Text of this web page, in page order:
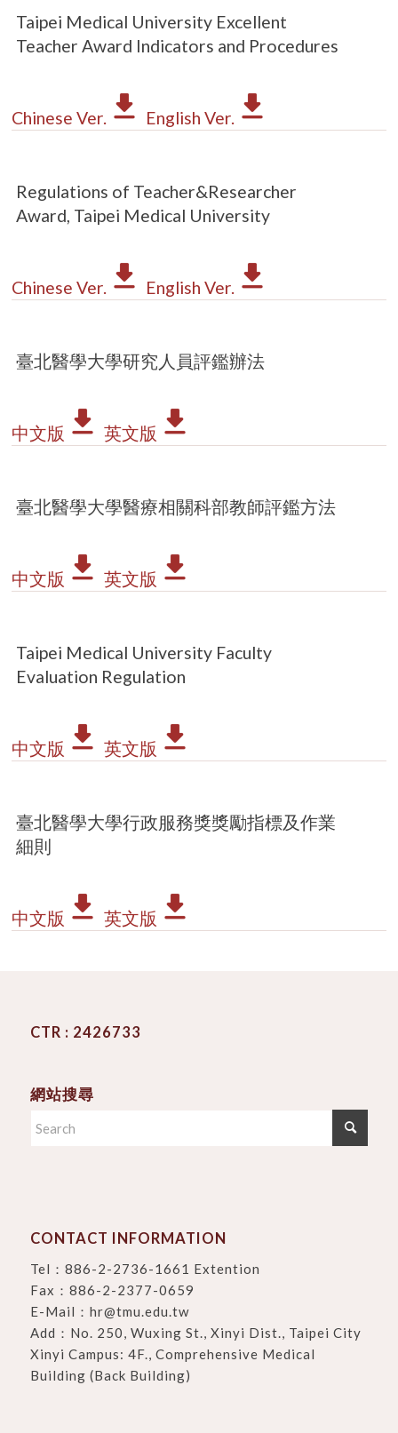
Taipei Medical University Excellent
Teacher Award Indicators and Procedures
Chinese Ver. English Ver.
Regulations of Teacher&Researcher
Award, Taipei Medical University
Chinese Ver. English Ver.
臺北醫學大學研究人員評鑑辦法
中文版 英文版
臺北醫學大學醫療相關科部教師評鑑方法
中文版 英文版
Taipei Medical University Faculty
Evaluation Regulation
中文版 英文版
臺北醫學大學行政服務獎獎勵指標及作業
細則
中文版 英文版
CTR : 2426733
網站搜尋
CONTACT INFORMATION
Tel： 886-2-2736-1661 Extention
Fax：886-2-2377-0659
E-Mail： hr@tmu.edu.tw
Add： No. 250, Wuxing St., Xinyi Dist., Taipei City
Xinyi Campus: 4F., Comprehensive Medical
Building (Back Building)